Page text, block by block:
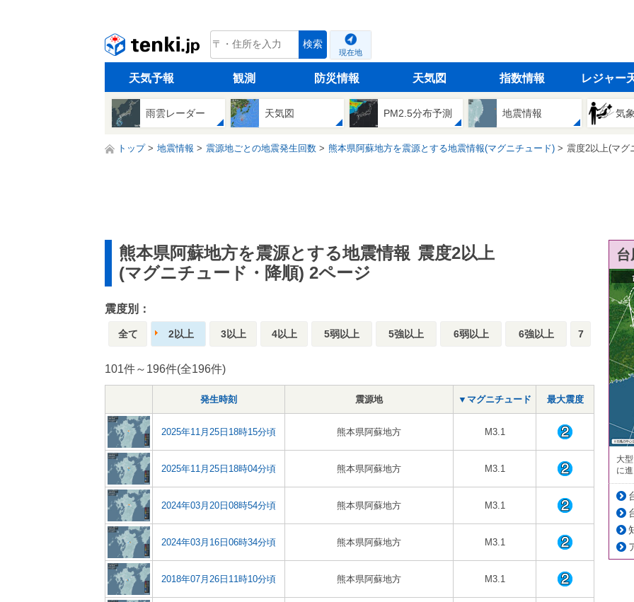
tenki.jp 検索
現在地
天気予報 観測 防災情報 天気図 指数情報 レジャー
雨雲レーダー 天気図 PM2.5分布予測 地震情報 気
トップ 地震情報 震源地ごとの地震発生回数 熊本県阿蘇地方を震源とする地震情報(マグニチュード) 震度2以上(マグ
熊本県阿蘇地方を震源とする地震情報 震度2以上
(マグニチュード・降順) 2ページ
震度別：
全て 2以上 3以上 4以上 5弱以上 5強以上 6弱以上 6強以上 7
101件～196件(全196件)
発生時刻 震源地 ▼マグニチュード 最大震度
2025年11月25日18時15分頃 熊本県阿蘇地方 M3.1
2025年11月25日18時04分頃 熊本県阿蘇地方 M3.1
2024年03月20日08時54分頃 熊本県阿蘇地方 M3.1
2024年03月16日06時34分頃 熊本県阿蘇地方 M3.1
2018年07月26日11時10分頃 熊本県阿蘇地方 M3.1
大
に